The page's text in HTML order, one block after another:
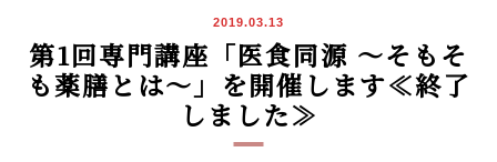
2019.03.13
第1回専門講座「医食同源 ～そもそ
も薬膳とは～」を開催します≪終了
しました≫